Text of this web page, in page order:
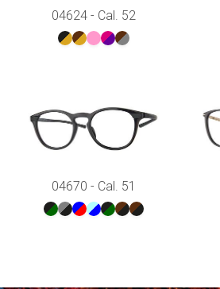
04624 - Cal. 52
04670 - Cal. 51